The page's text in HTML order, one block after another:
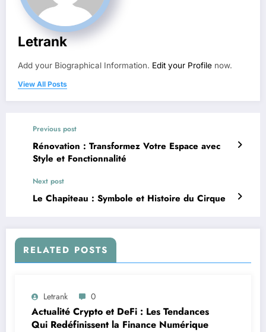
Letrank
Add your Biographical Information. Edit your Profile now.
View All Posts
Previous post
Rénovation : Transformez Votre Espace avec
Style et Fonctionnalité
Next post
Le Chapiteau : Symbole et Histoire du Cirque
RELATED POSTS
Letrank 0
Actualité Crypto et DeFi : Les Tendances
Qui Redéfinissent la Finance Numérique